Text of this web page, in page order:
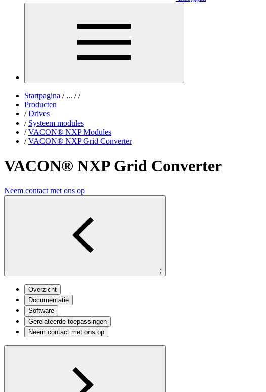
Startpagina /... / /
Producten
/ Drives
/ Systeem modules
/ VACON® NXP Modules
/ VACON® NXP Grid Converter
VACON® NXP Grid Converter
Neem contact met ons op
;
Overzicht
Documentatie
Software
Gerelateerde toepassingen
Neem contact met ons op